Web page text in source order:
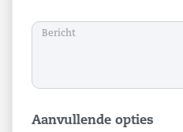
Aanvullende opties